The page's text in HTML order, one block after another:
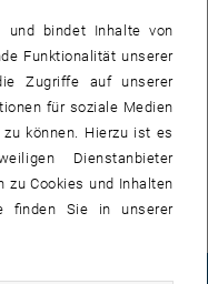
14. JULI 2026
Ansicht.
und bindet Inhalte von
Funktionalität unserer
Zugriffe auf unserer
für soziale Medien
können. Hierzu ist es
Dienstanbieter
zu Cookies und Inhalten
finden Sie in unserer